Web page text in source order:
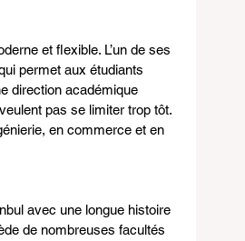
et flexible. L’un de ses
permet aux étudiants
direction académique
pas se limiter trop tôt.
en commerce et en
avec une longue histoire
de nombreuses facultés